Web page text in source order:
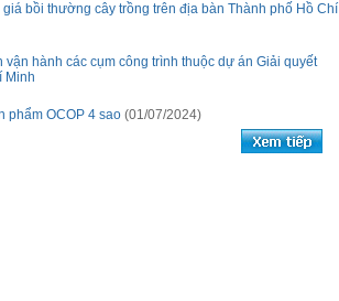
bồi thường cây trồng trên địa bàn Thành phố Hồ Chí
hành các cụm công trình thuộc dự án Giải quyết
Minh
phẩm OCOP 4 sao (01/07/2024)